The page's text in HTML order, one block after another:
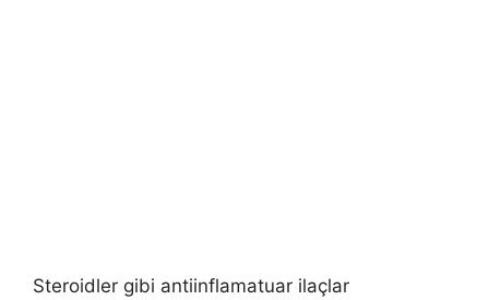
Steroidler gibi antiinflamatuar ilaçlar